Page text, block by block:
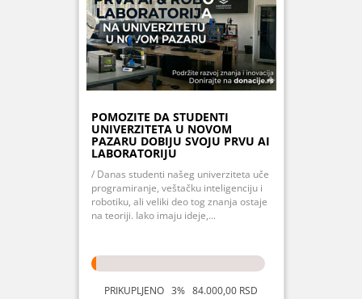
POMOZITE DA STUDENTI
UNIVERZITETA U NOVOM
PAZARU DOBIJU SVOJU PRVU AI
LABORATORIJU
/ Danas studenti našeg univerziteta uče
programiranje, veštačku inteligenciju i
robotiku, ali veliki deo tog znanja ostaje
na teoriji. Iako imaju ideje,...
PRIKUPLJENO 3% 84.000,00 RSD